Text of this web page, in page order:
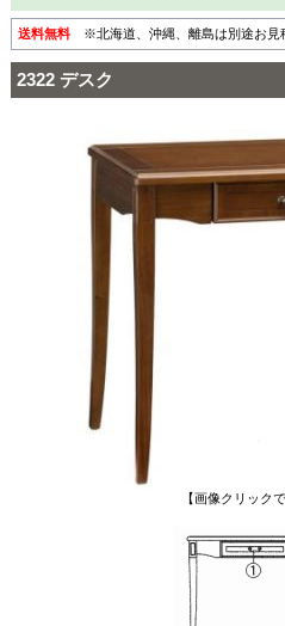
送料無料※北海道、沖縄、離島は別途お見
2322 デスク
【画像クリック